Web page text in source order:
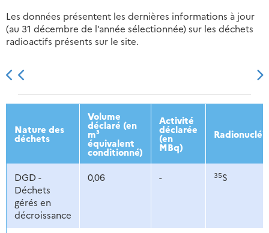
Les données présentent les dernières informations à jour
(au 31 décembre de l’année sélectionnée) sur les déchets
radioactifs présents sur le site.
2013 2014 2015 2016
Nature des
déchets
Volume
déclaré (en
m³
équivalent
conditionné)
Activité
déclarée
(en
MBq)
DGD -
Déchets
gérés en
décroissance
0,06 - 35S